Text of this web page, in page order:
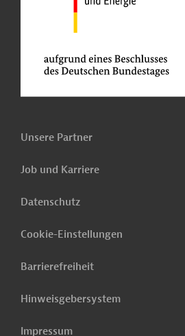
Unsere Partner
Job und Karriere
Datenschutz
Cookie-Einstellungen
Barrierefreiheit
Hinweisgebersystem
Impressum